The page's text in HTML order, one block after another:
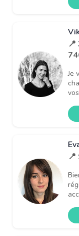
Je